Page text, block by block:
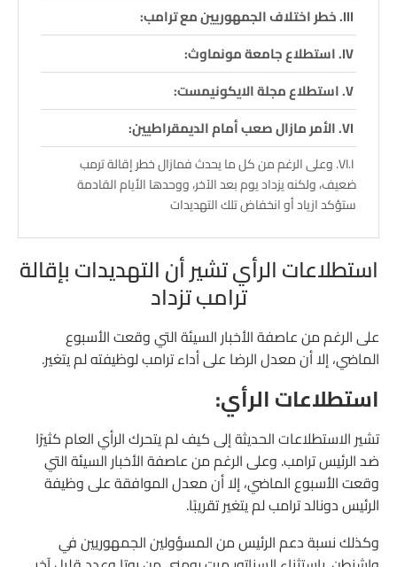
خطر اختلاف الجمهوريين مع ترامب:
استطلاع جامعة مونماوث:
استطلاع مجلة الايكونيمست:
الأمر مازال صعب أمام الديمقراطيين:
وعلى الرغم من كل ما يحدث فمازال خطر إقالة ترمب
ضعيف، ولكنه يزداد يوم بعد الآخر، ووحدها الأيام القادمة
ستؤكد ازياد أو انخفاض تلك التهديدات
استطلاعات الرأي تشير أن التهديدات بإقالة
ترامب تزداد
على الرغم من عاصفة الأخبار السيئة التي وقعت الأسبوع
الماضي، إلا أن معدل الرضا على أداء ترامب لوظيفته لم يتغير.
استطلاعات الرأي:
تشير الاستطلاعات الحديثة إلى كيف لم يتحرك الرأي العام كثيرًا
ضد الرئيس ترامب. وعلى الرغم من عاصفة الأخبار السيئة التي
وقعت الأسبوع الماضي، إلا أن معدل الموافقة على وظيفة
الرئيس دونالد ترامب لم يتغير تقريبًا.
وكذلك نسبة دعم الرئيس من المسؤولين الجمهوريين في